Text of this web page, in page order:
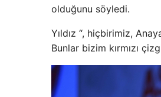
olduğunu söyledi.
Yıldız “, hiçbirimiz,
Bunlar bizim kırmızı